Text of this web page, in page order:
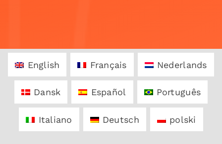
English Français Nederlands
Dansk Español Português
Italiano Deutsch polski